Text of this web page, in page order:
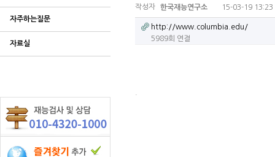
자주하는질문
자료실
작성자 한국재능연구소 15-03-19 13:23
http://www.columbia.edu/
5989회 연결